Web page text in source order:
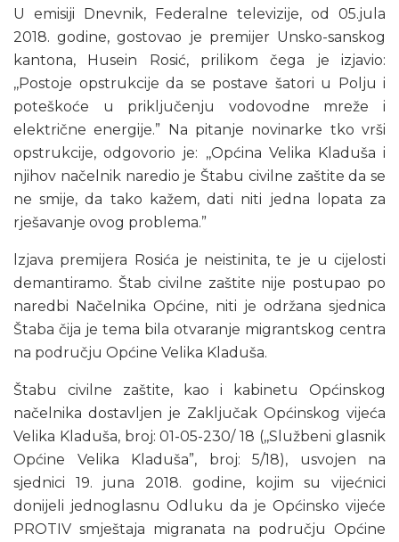
U emisiji Dnevnik, Federalne televizije, od 05.jula
2018. godine, gostovao je premijer Unsko-sanskog
kantona, Husein Rosić, prilikom čega je izjavio:
,,Postoje opstrukcije da se postave šatori u Polju i
poteškoće u priključenju vodovodne mreže i
električne energije.” Na pitanje novinarke tko vrši
opstrukcije, odgovorio je: ,,Općina Velika Kladuša i
njihov načelnik naredio je Štabu civilne zaštite da se
ne smije, da tako kažem, dati niti jedna lopata za
rješavanje ovog problema.”
lzjava premijera Rosića je neistinita, te je u cijelosti
demantiramo. Štab civilne zaštite nije postupao po
naredbi Načelnika Općine, niti je održana sjednica
Štaba čija je tema bila otvaranje migrantskog centra
na području Općine Velika Kladuša.
Štabu civilne zaštite, kao i kabinetu Općinskog
načelnika dostavljen je Zaključak Općinskog vijeća
Velika Kladuša, broj: 01-05-230/ 18 (,,Službeni glasnik
Općine Velika Kladuša”, broj: 5/18), usvojen na
sjednici 19. juna 2018. godine, kojim su vijećnici
donijeli jednoglasnu Odluku da je Općinsko vijeće
PROTIV smještaja migranata na području Općine